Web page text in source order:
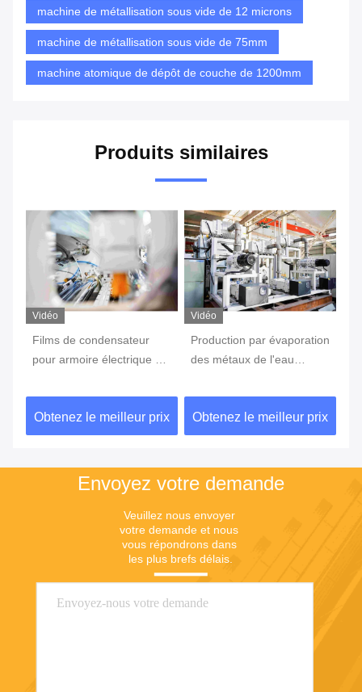
machine de métallisation sous vide de 12 microns
machine de métallisation sous vide de 75mm
machine atomique de dépôt de couche de 1200mm
Produits similaires
Vidéo
Films de condensateur
pour armoire électrique à
polymère à eau de
diamètre de rouleau de
800 mm
Obtenez le meilleur prix
Vidéo
Production par évaporation
des métaux de l'eau
Obtenez le meilleur prix
Envoyez votre demande
Veuillez nous envoyer
votre demande et nous
vous répondrons dans
les plus brefs délais.